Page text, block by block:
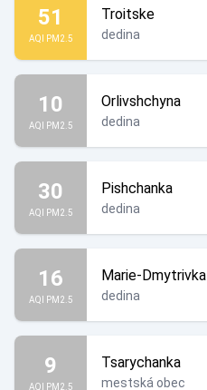
51
AQI PM2.5
Troitske
dedina
10
AQI PM2.5
Orlivshchyna
dedina
30
AQI PM2.5
Pishchanka
dedina
16
AQI PM2.5
Marie-Dmytrivka
dedina
9
AQI PM2.5
Tsarychanka
mestská obec